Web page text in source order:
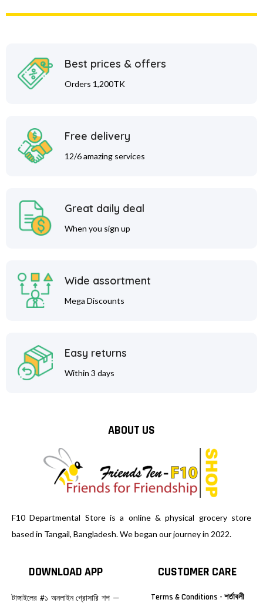
Best prices & offers
Orders 1,200TK
Free delivery
12/6 amazing services
Great daily deal
When you sign up
Wide assortment
Mega Discounts
Easy returns
Within 3 days
ABOUT US
F10 Departmental Store is a online & physical grocery store
based in Tangail, Bangladesh. We began our journey in 2022.
DOWNLOAD APP
টাঙ্গাইলের #১ অনলাইন গ্রোসারি শপ —
CUSTOMER CARE
Terms & Conditions - শর্তাবলী